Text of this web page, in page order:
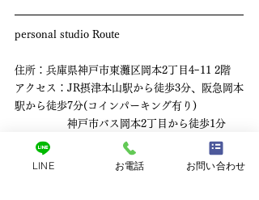
personal studio Route
住所：兵庫県神戸市東灘区岡本2丁目4ｰ11 2階
アクセス：JR摂津本山駅から徒歩3分、阪急岡本
駅から徒歩7分(コインパーキング有り)
神戸市バス岡本2丁目から徒歩1分
TEL：070-8457-8173
LINE お電話 お問い合わせ